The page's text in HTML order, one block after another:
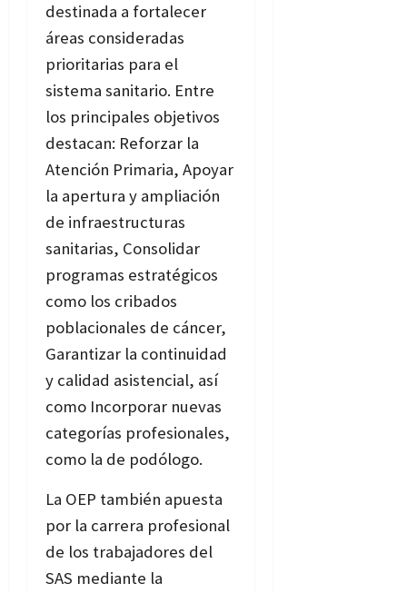
destinada a fortalecer
áreas consideradas
prioritarias para el
sistema sanitario. Entre
los principales objetivos
destacan: Reforzar la
Atención Primaria, Apoyar
la apertura y ampliación
de infraestructuras
sanitarias, Consolidar
programas estratégicos
como los cribados
poblacionales de cáncer,
Garantizar la continuidad
y calidad asistencial, así
como Incorporar nuevas
categorías profesionales,
como la de podólogo.
La OEP también apuesta
por la carrera profesional
de los trabajadores del
SAS mediante la